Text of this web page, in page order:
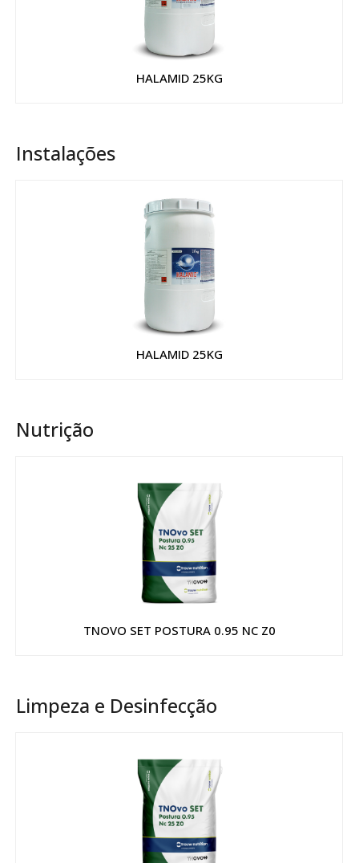
HALAMID 25KG
Instalações
HALAMID 25KG
Nutrição
TNOVO SET POSTURA 0.95 NC Z0
Limpeza e Desinfecção